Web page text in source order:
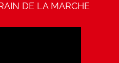
DE LA MARCHE